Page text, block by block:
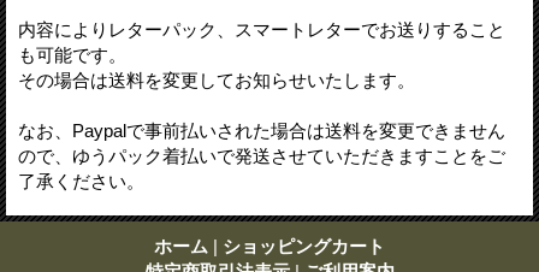
内容によりレターパック、スマートレターでお送りすること
も可能です。
その場合は送料を変更してお知らせいたします。
なお、Paypalで事前払いされた場合は送料を変更できません
ので、ゆうパック着払いで発送させていただきますことをご
了承ください。
ホーム | ショッピングカート